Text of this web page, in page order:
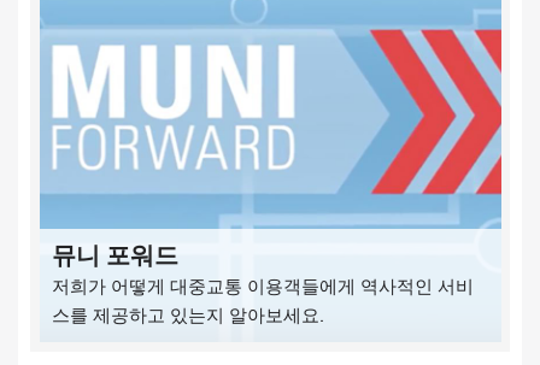
뮤니 포워드
저희가 어떻게 대중교통 이용객들에게 역사적인 서비
스를 제공하고 있는지 알아보세요.